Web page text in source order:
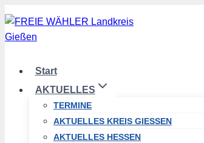
Zum
Inhalt
springen
Start
AKTUELLES
TERMINE
AKTUELLES KREIS GIESSEN
AKTUELLES HESSEN